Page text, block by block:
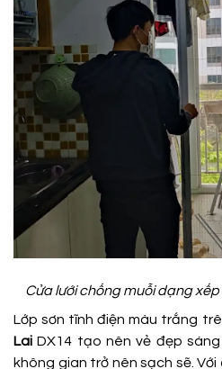
Cửa lưới chống muỗi dạng
Lớp sơn tĩnh điện màu trắng
Lai DX14 tạo nên vẻ đẹp
không gian trở nên sạch sẽ.